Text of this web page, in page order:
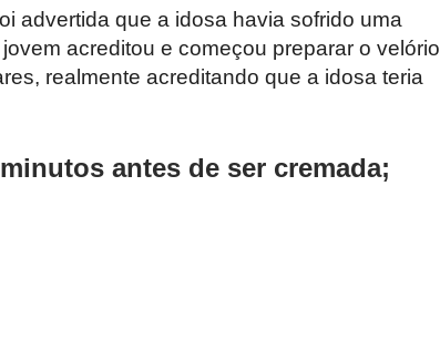
advertida que a idosa havia sofrido uma
acreditou e começou preparar o velório
realmente acreditando que a idosa teria
antes de ser cremada;